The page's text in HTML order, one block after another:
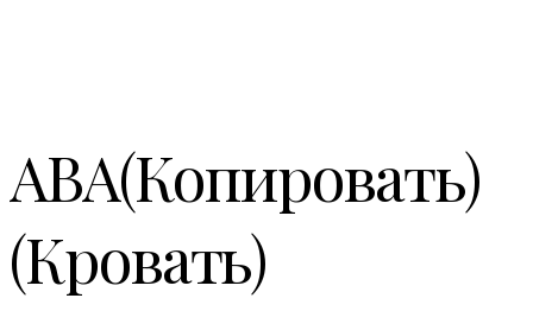
АВА(Копировать)
(Кровать)